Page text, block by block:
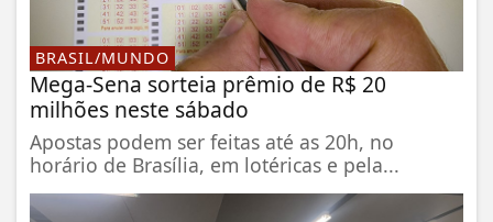
BRASIL/MUNDO
Mega-Sena sorteia prêmio de R$ 20
milhões neste sábado
Apostas podem ser feitas até as 20h, no
horário de Brasília, em lotéricas e pela...